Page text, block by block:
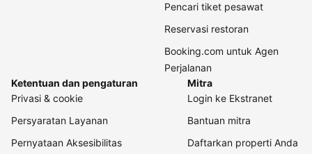
Pencari tiket pesawat
Reservasi restoran
Booking.com untuk Agen
Perjalanan
Ketentuan dan pengaturan
Privasi & cookie
Persyaratan Layanan
Pernyataan Aksesibilitas
Mitra
Login ke Ekstranet
Bantuan mitra
Daftarkan properti Anda